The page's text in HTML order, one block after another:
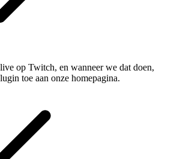
op Twitch, en wanneer we dat doen,
toe aan onze homepagina.